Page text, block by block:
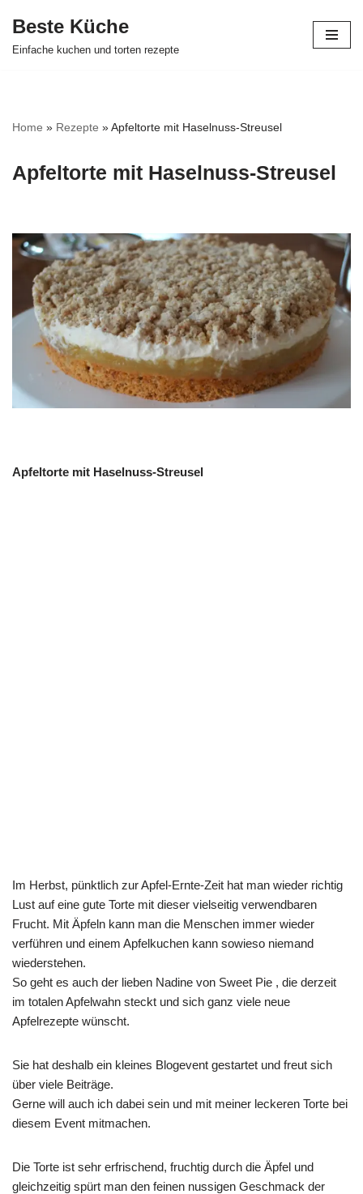
Zum
Beste Küche
Einfache kuchen und torten rezepte
Home » Rezepte »Apfeltorte mit Haselnuss-Streusel
Apfeltorte mit Haselnuss-Streusel
Apfeltorte mit Haselnuss-Streusel
Im Herbst, pünktlich zur Apfel-Ernte-Zeit hat man wieder richtig
Lust auf eine gute Torte mit dieser vielseitig verwendbaren
Frucht. Mit Äpfeln kann man die Menschen immer wieder
verführen und einem Apfelkuchen kann sowieso niemand
wiederstehen.
So geht es auch der lieben Nadine von Sweet Pie , die derzeit
im totalen Apfelwahn steckt und sich ganz viele neue
Apfelrezepte wünscht.
Sie hat deshalb ein kleines Blogevent gestartet und freut sich
über viele Beiträge.
Gerne will auch ich dabei sein und mit meiner leckeren Torte bei
diesem Event mitmachen.
Die Torte ist sehr erfrischend, fruchtig durch die Äpfel und
gleichzeitig spürt man den feinen nussigen Geschmack der